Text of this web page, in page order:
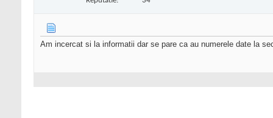
Am incercat si la informatii dar se pare ca au numerele date la